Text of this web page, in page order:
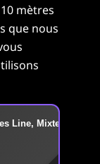
mètres
que nous
Line, Mixte Adulte,